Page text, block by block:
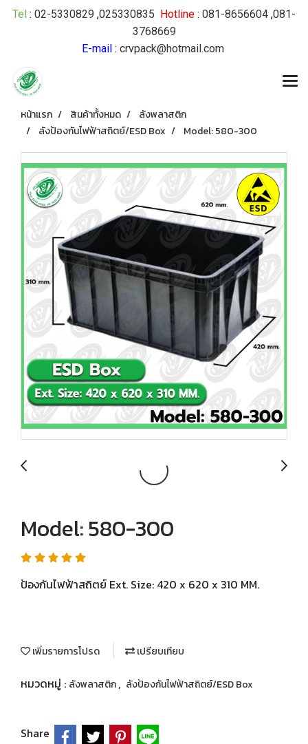
Tel : 02-5330829 ,025330835 Hotline : 081-8656604 ,081-
3768669
E-mail: crvpack@hotmail.com
หน้าแรก สินค้าทั้งหมด
ลังพลาสติก
ลังป้องกันไฟฟ้าสถิตย์/ESD Box
Model: 580-300
Model: 580-300
ป้องกันไฟฟ้าสถิตย์ Ext. Size: 420 x 620 x 310 MM.
เพิ่มรายการโปรด เปรียบเทียบ
หมวดหมู่ : ลังพลาสติก, ลังป้องกันไฟฟ้าสถิตย์/ESD Box
Share